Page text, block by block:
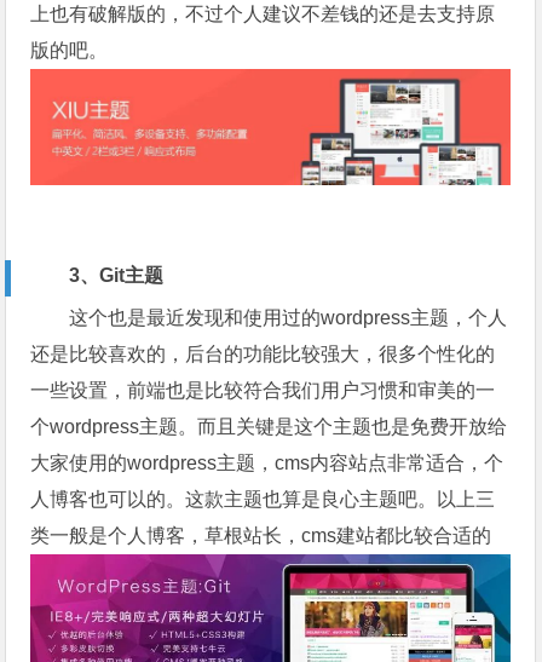
上也有破解版的，不过个人建议不差钱的还是去支持原
版的吧。
3、Git主题
这个也是最近发现和使用过的wordpress主题，个人
还是比较喜欢的，后台的功能比较强大，很多个性化的
一些设置，前端也是比较符合我们用户习惯和审美的一
个wordpress主题。而且关键是这个主题也是免费开放给
大家使用的wordpress主题，cms内容站点非常适合，个
人博客也可以的。这款主题也算是良心主题吧。以上三
类一般是个人博客，草根站长，cms建站都比较合适的